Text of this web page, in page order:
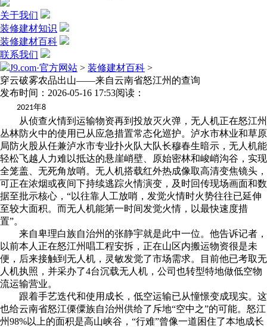
关于我们
装修建材知识
装修建材百科
联系我们
J9.com·官方网站 > 装修建材百科 >
穿云破雾农品出山——来自云南省怒江州的查询
发布时间：2026-05-16 17:53阅读：
2021年8
从侦查火情到运输物资再到投放灭火弹，无人机正在怒江州
丛林防火中的使用已从应急措置常态化巡护。泸水市林业和草原
局防火股从任兼泸水市专业扑火队大队长穆春生暗示，无人机能
轻松飞越人力难以抵达的悬崖峭壁、原始密林和峻峭沟谷，实现
全笼盖、无死角放哨。无人机搭载红外热成像取高清变焦镜头，
可正在浓烟或夜间下持续逃踪火情演变，及时回传现场画面和数
据至批示核心，“以往靠人工放哨，发觉火情时火势往往已延伸
至较大面积。而无人机能第一时间发觉火情，以最快速度措
置”。
来自卑理白族自治州的张静宇就是此中一位。他告诉记者，
以前本人正在怒江州唱工程安拆，正在山区内搬运物资很是未
便，后来接触到无人机，灵敏发觉了市场需求。目前他已考取无
人机执照，并采办了4台沉载无人机，公司也转型特地做低空物
流运输营业。
跟着手艺迭代和使用成长，低空运输已从憧憬变成现实。这
也给云南省怒江傈僳族自治州供给了斥地“空中之”的可能。怒江
州98%以上的面积是高山峡谷，“行难”曾像一道困住了本地成长